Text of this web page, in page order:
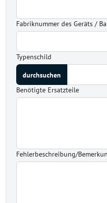
Fabriknummer des Geräts /
Typenschild
Benötigte Ersatzteile
Fehlerbeschreibung/